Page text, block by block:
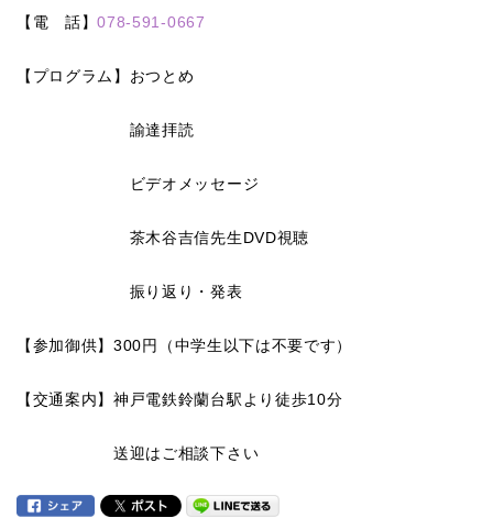
【電 話】078-591-0667
【プログラム】おつとめ
諭達拝読
ビデオメッセージ
茶木谷吉信先生DVD視聴
振り返り・発表
【参加御供】300 円（中学生以下は不要です）
【交通案内】神戸電鉄鈴蘭台駅より徒歩10分
送迎はご相談下さい